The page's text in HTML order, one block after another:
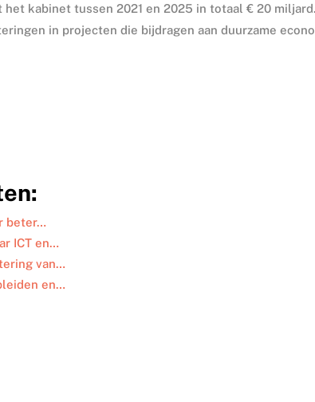
kabinet tussen 2021 en 2025 in totaal € 20
in projecten die bijdragen aan duurzame
beter…
ICT en…
van…
en…